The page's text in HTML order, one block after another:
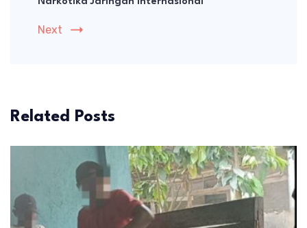
Next
Related Posts